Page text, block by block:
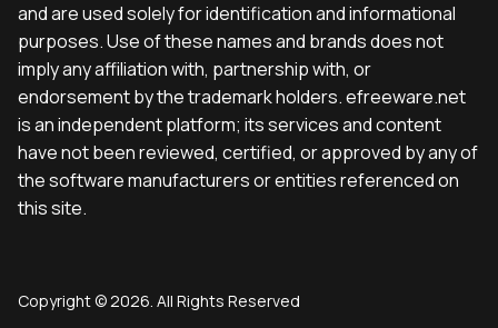
and are used solely for identification and informational
purposes. Use of these names and brands does not
imply any affiliation with, partnership with, or
endorsement by the trademark holders. efreeware.net
is an independent platform; its services and content
have not been reviewed, certified, or approved by any of
the software manufacturers or entities referenced on
this site.
Copyright © 2026. All Rights Reserved